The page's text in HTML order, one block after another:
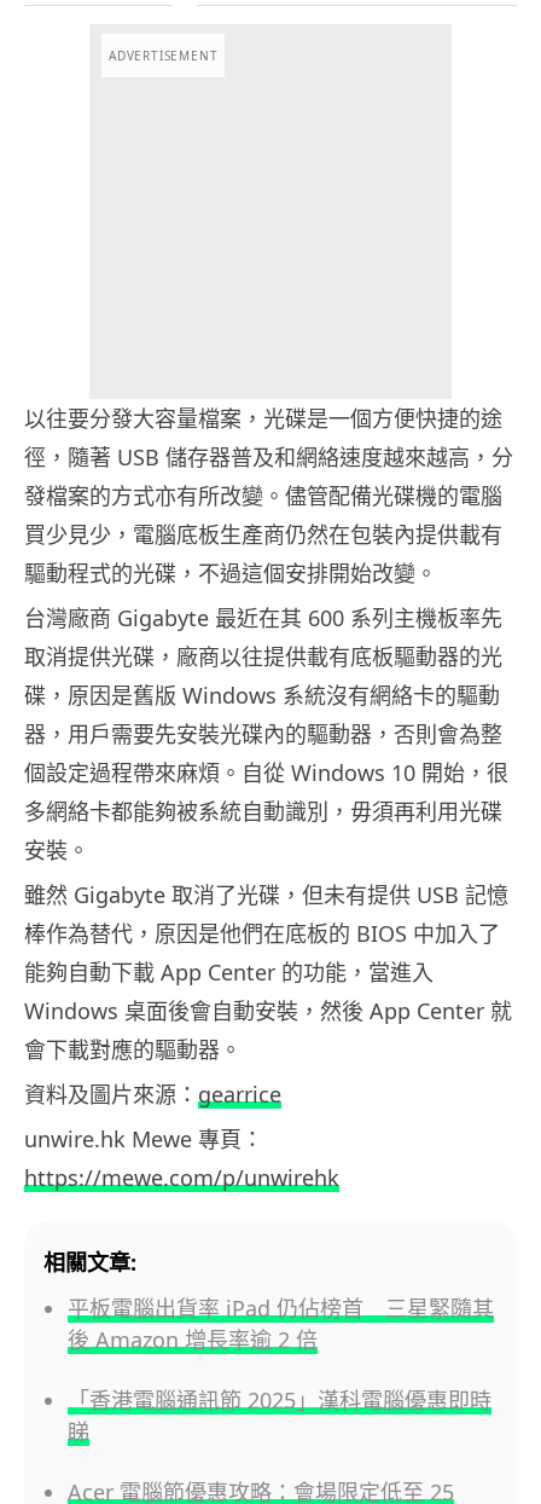
ADVERTISEMENT
以往要分發大容量檔案，光碟是一個方便快捷的途
徑，隨著 USB 儲存器普及和網絡速度越來越高，分
發檔案的方式亦有所改變。儘管配備光碟機的電腦
買少見少，電腦底板生產商仍然在包裝內提供載有
驅動程式的光碟，不過這個安排開始改變。
台灣廠商 Gigabyte 最近在其 600 系列主機板率先
取消提供光碟，廠商以往提供載有底板驅動器的光
碟，原因是舊版 Windows 系統沒有網絡卡的驅動
器，用戶需要先安裝光碟內的驅動器，否則會為整
個設定過程帶來麻煩。自從 Windows 10 開始，很
多網絡卡都能夠被系統自動識別，毋須再利用光碟
安裝。
雖然 Gigabyte 取消了光碟，但未有提供 USB 記憶
棒作為替代，原因是他們在底板的 BIOS 中加入了
能夠自動下載 App Center 的功能，當進入
Windows 桌面後會自動安裝，然後 App Center 就
會下載對應的驅動器。
資料及圖片來源： gearrice
unwire.hk Mewe 專頁：
https://mewe.com/p/unwirehk
相關文章:
平板電腦出貨率 iPad 仍佔榜首 三星緊隨其
後 Amazon 增長率逾 2 倍
「香港電腦通訊節 2025」漢科電腦優惠即時
睇
Acer 電腦節優惠攻略：會場限定低至 25